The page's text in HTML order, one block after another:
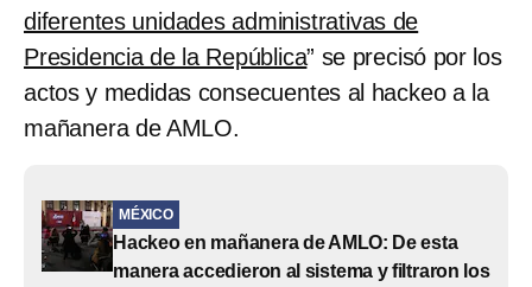
diferentes unidades administrativas de
Presidencia de la República” se precisó por los
actos y medidas consecuentes al hackeo a la
mañanera de AMLO.
MÉXICO
Hackeo en mañanera de AMLO: De esta
manera accedieron al sistema y filtraron los